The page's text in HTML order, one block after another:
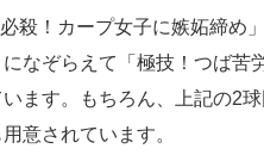
殺！カープ女子に嫉妬締め
なぞらえて「極技！つば
ます。もちろん、上記の2
意されています。